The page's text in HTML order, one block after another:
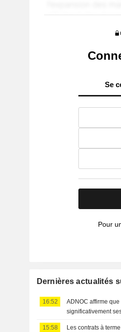
Se
Pour
Dernières actualités
16:52
ADNOC affirme
significativement
15:58
Les contrats à